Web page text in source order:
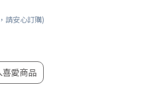
請安心訂購)
喜愛商品